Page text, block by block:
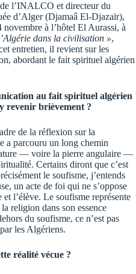
l’INALCO et directeur du
d’Alger (Djamaâ El-Djazaïr),
à l’hôtel El Aurassi, à
dans la civilisation »,
entretien, il revient sur les
abordant le fait spirituel algérien
au fait spirituel algérien
revenir brièvement ?
de la réflexion sur la
a parcouru un long chemin
— voire la pierre angulaire —
Certains diront que c’est
le soufisme, j’entends
un acte de foi qui ne s’oppose
l’élève. Le soufisme représente
religion dans son essence
du soufisme, ce n’est pas
les Algériens.
réalité vécue ?